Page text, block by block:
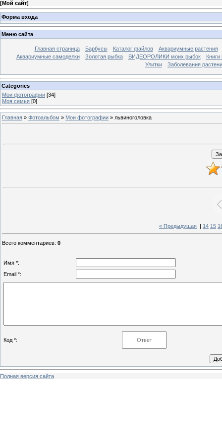
[Мой сайт]
Форма входа
Меню сайта
Главная страница Барбусы Каталог файлов
Аквариумные растения
Аквариумные самоделки
Золотая рыбка ВИДЕОРОЛИКИ моих рыбок
Улитки
Заболевания
Categories
Мои фотографии [34]
Моя семья [0]
Главная » Фотоальбом » Мои фотографии » львиноголовка
« Предыдущая 14 15
Всего комментариев: 0
Имя *:
Email *:
Код *:
Полная версия сайта